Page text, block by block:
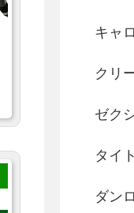
キャ
クリ
ゼク
タイ
ダン